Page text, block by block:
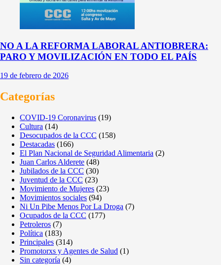
NO A LA REFORMA LABORAL ANTIOBRERA:
PARO Y MOVILIZACIÓN EN TODO EL PAÍS
19 de febrero de 2026
Categorías
COVID-19 Coronavirus (19)
Cultura (14)
Desocupados de la CCC (158)
Destacadas (166)
El Plan Nacional de Seguridad Alimentaria (2)
Juan Carlos Alderete (48)
Jubilados de la CCC (30)
Juventud de la CCC (23)
Movimiento de Mujeres (23)
Movimientos sociales (94)
Ni Un Pibe Menos Por La Droga (7)
Ocupados de la CCC (177)
Petroleros (7)
Política (183)
Principales (314)
Promotorxs y Agentes de Salud (1)
Sin categoría (4)